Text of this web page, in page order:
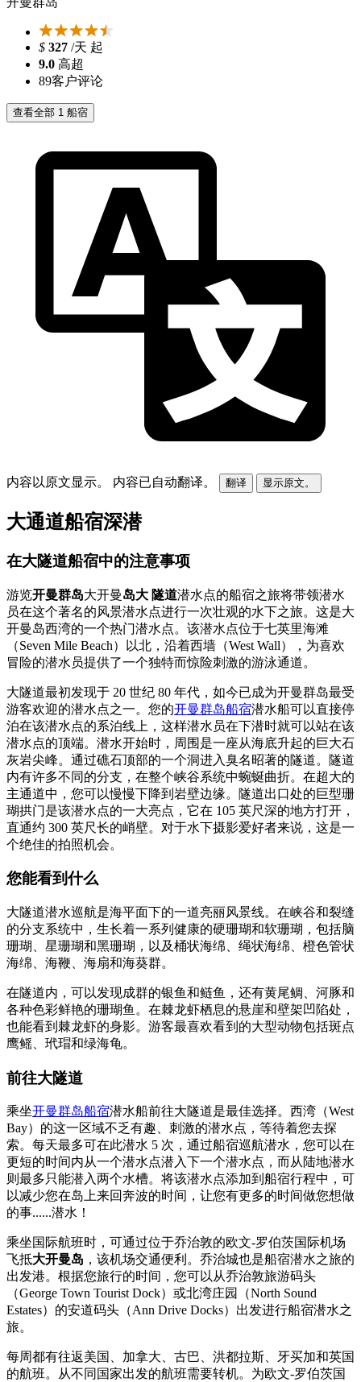
$ 327 /天 起
9.0 高超
89客户评论
查看全部 1 船宿
内容以原文显示。 内容已自动翻译。 翻译 显示原文。
大通道船宿深潜
在大隧道船宿中的注意事项
游览开曼群岛大开曼岛大 隧道潜水点的船宿之旅将带领潜水
员在这个著名的风景潜水点进行一次壮观的水下之旅。这是大
开曼岛西湾的一个热门潜水点。该潜水点位于七英里海滩
（Seven Mile Beach）以北，沿着西墙（West Wall），为喜欢
冒险的潜水员提供了一个独特而惊险刺激的游泳通道。
大隧道最初发现于 20 世纪 80 年代，如今已成为开曼群岛最受
游客欢迎的潜水点之一。您的开曼群岛船宿潜水船可以直接停
泊在该潜水点的系泊线上，这样潜水员在下潜时就可以站在该
潜水点的顶端。潜水开始时，周围是一座从海底升起的巨大石
灰岩尖峰。通过礁石顶部的一个洞进入臭名昭著的隧道。隧道
内有许多不同的分支，在整个峡谷系统中蜿蜒曲折。在超大的
主通道中，您可以慢慢下降到岩壁边缘。隧道出口处的巨型珊
瑚拱门是该潜水点的一大亮点，它在 105 英尺深的地方打开，
直通约 300 英尺长的峭壁。对于水下摄影爱好者来说，这是一
个绝佳的拍照机会。
您能看到什么
大隧道潜水巡航是海平面下的一道亮丽风景线。在峡谷和裂缝
的分支系统中，生长着一系列健康的硬珊瑚和软珊瑚，包括脑
珊瑚、星珊瑚和黑珊瑚，以及桶状海绵、绳状海绵、橙色管状
海绵、海鞭、海扇和海葵群。
在隧道内，可以发现成群的银鱼和鲢鱼，还有黄尾鲷、河豚和
各种色彩鲜艳的珊瑚鱼。在棘龙虾栖息的悬崖和壁架凹陷处，
也能看到棘龙虾的身影。游客最喜欢看到的大型动物包括斑点
鹰鳐、玳瑁和绿海龟。
前往大隧道
乘坐开曼群岛船宿潜水船前往大隧道是最佳选择。西湾（West
Bay）的这一区域不乏有趣、刺激的潜水点，等待着您去探
索。每天最多可在此潜水 5 次，通过船宿巡航潜水，您可以在
更短的时间内从一个潜水点潜入下一个潜水点，而从陆地潜水
则最多只能潜入两个水槽。将该潜水点添加到船宿行程中，可
以减少您在岛上来回奔波的时间，让您有更多的时间做您想做
的事......潜水！
乘坐国际航班时，可通过位于乔治敦的欧文-罗伯茨国际机场
飞抵大开曼岛 ，该机场交通便利。乔治城也是船宿潜水之旅的
出发港。根据您旅行的时间，您可以从乔治敦旅游码头
（George Town Tourist Dock）或北湾庄园（North Sound
Estates）的安道码头（Ann Drive Docks）出发进行船宿潜水之
旅。
每周都有往返美国、加拿大、古巴、洪都拉斯、牙买加和英国
的航班。从不同国家出发的航班需要转机。为欧文-罗伯茨国